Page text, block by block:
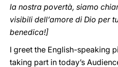
la nostra povertà, siamo
visibili dell’amore di Dio per
benedica!]
I greet the English-speaking
taking part in today’s